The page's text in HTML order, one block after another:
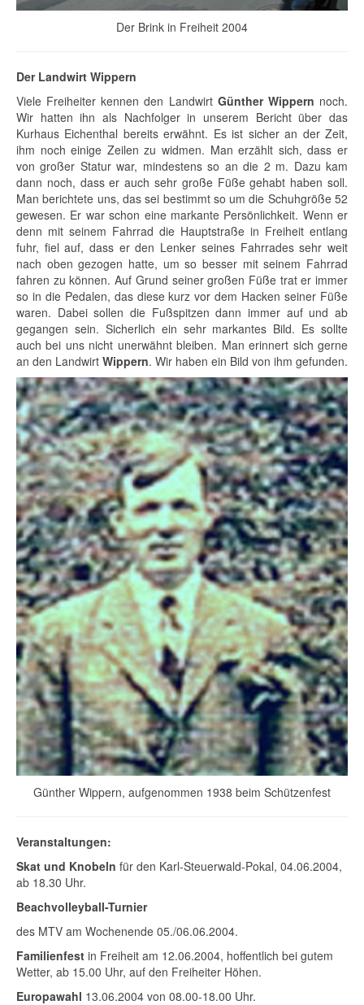
Der Brink in Freiheit 2004
Der Landwirt Wippern
Viele Freiheiter kennen den Landwirt Günther Wippern noch.
Wir hatten ihn als Nachfolger in unserem Bericht über das
Kurhaus Eichenthal bereits erwähnt. Es ist sicher an der Zeit,
ihm noch einige Zeilen zu widmen. Man erzählt sich, dass er
von großer Statur war, mindestens so an die 2 m. Dazu kam
dann noch, dass er auch sehr große Füße gehabt haben soll.
Man berichtete uns, das sei bestimmt so um die Schuhgröße 52
gewesen. Er war schon eine markante Persönlichkeit. Wenn er
denn mit seinem Fahrrad die Hauptstraße in Freiheit entlang
fuhr, fiel auf, dass er den Lenker seines Fahrrades sehr weit
nach oben gezogen hatte, um so besser mit seinem Fahrrad
fahren zu können. Auf Grund seiner großen Füße trat er immer
so in die Pedalen, das diese kurz vor dem Hacken seiner Füße
waren. Dabei sollen die Fußspitzen dann immer auf und ab
gegangen sein. Sicherlich ein sehr markantes Bild. Es sollte
auch bei uns nicht unerwähnt bleiben. Man erinnert sich gerne
an den Landwirt Wippern. Wir haben ein Bild von ihm gefunden.
Günther Wippern, aufgenommen 1938 beim Schützenfest
Veranstaltungen:
Skat und Knobeln für den Karl-Steuerwald-Pokal, 04.06.2004,
ab 18.30 Uhr.
Beachvolleyball-Turnier
des MTV am Wochenende 05./06.06.2004.
Familienfest in Freiheit am 12.06.2004, hoffentlich bei gutem
Wetter, ab 15.00 Uhr, auf den Freiheiter Höhen.
Europawahl 13.06.2004 von 08.00-18.00 Uhr.